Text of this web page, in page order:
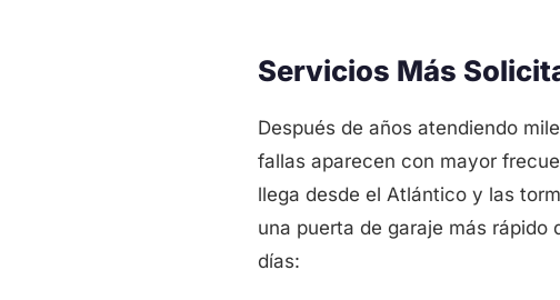
Servicios Más
Después de años atendiendo
fallas aparecen con mayor
llega desde el Atlántico y las
una puerta de garaje más rápido
días: